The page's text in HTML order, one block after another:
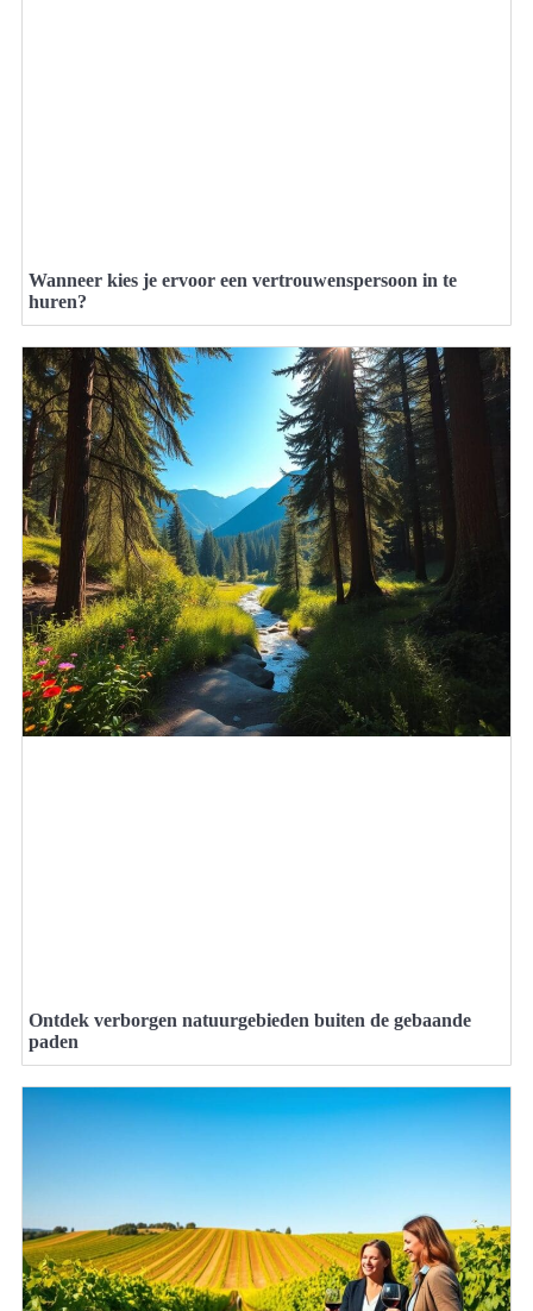
Wanneer kies je ervoor een vertrouwenspersoon in te
huren?
Ontdek verborgen natuurgebieden buiten de gebaande
paden